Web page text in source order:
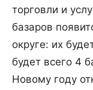
торговли и
базаров
округе: их
будет всего 4
Новому году